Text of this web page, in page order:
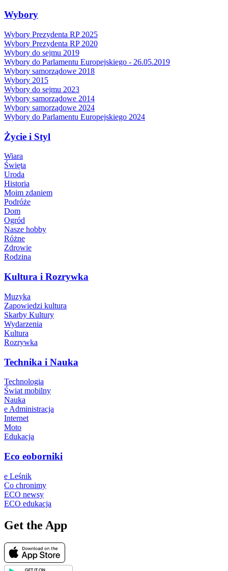
Wybory
Wybory Prezydenta RP 2025
Wybory Prezydenta RP 2020
Wybory do sejmu 2019
Wybory do Parlamentu Europejskiego - 26.05.2019
Wybory samorządowe 2018
Wybory 2015
Wybory do sejmu 2023
Wybory samorządowe 2014
Wybory samorządowe 2024
Wybory do Parlamentu Europejskiego 2024
Życie i Styl
Wiara
Święta
Uroda
Historia
Moim zdaniem
Podróże
Dom
Ogród
Nasze hobby
Różne
Zdrowie
Rodzina
Kultura i Rozrywka
Muzyka
Zapowiedzi kultura
Skarby Kultury
Wydarzenia
Kultura
Rozrywka
Technika i Nauka
Technologia
Świat mobilny
Nauka
e Administracja
Internet
Moto
Edukacja
Eco eoborniki
e Leśnik
Co chronimy
ECO newsy
ECO edukacja
Get the App